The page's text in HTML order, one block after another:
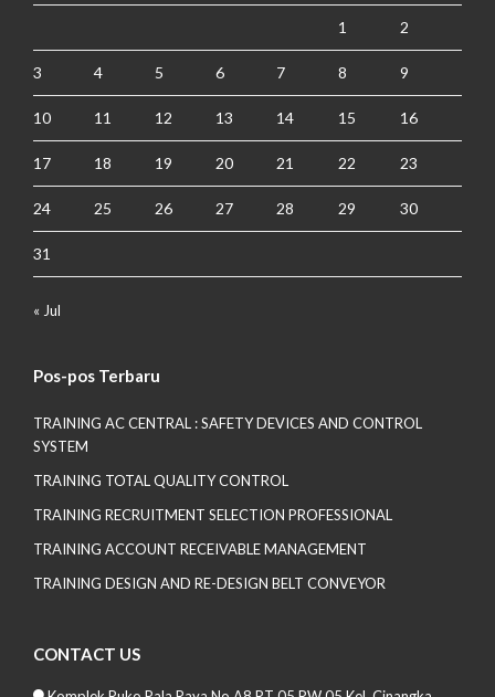
1 2
3 4 5 6 7 8 9
10 11 12 13 14 15 16
17 18 19 20 21 22 23
24 25 26 27 28 29 30
31
« Jul
Pos-pos Terbaru
TRAINING AC CENTRAL : SAFETY DEVICES AND CONTROL
SYSTEM
TRAINING TOTAL QUALITY CONTROL
TRAINING RECRUITMENT SELECTION PROFESSIONAL
TRAINING ACCOUNT RECEIVABLE MANAGEMENT
TRAINING DESIGN AND RE-DESIGN BELT CONVEYOR
CONTACT US